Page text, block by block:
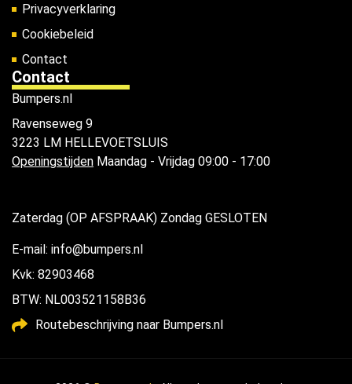
Privacyverklaring
Cookiebeleid
Contact
Contact
Bumpers.nl
Ravenseweg 9
3223 LM HELLEVOETSLUIS
Openingstijden Maandag - Vrijdag 09:00 - 17:00
Zaterdag (OP AFSPRAAK) Zondag GESLOTEN
E-mail: info@bumpers.nl
Kvk: 82903468
BTW: NL003521158B36
Routebeschrijving naar Bumpers.nl